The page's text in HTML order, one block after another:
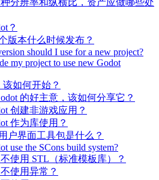
分辨率和纵横比，资产应做哪些处
？
版本什么时候发布？
should I use for a new project?
my project to use new Godot
如何开始？
的好主意，该如何分享它？
创建非游戏应用？
作为库使用？
户界面工具包是什么？
use the SCons build system?
使用 STL（标准模板库）？
使用异常？